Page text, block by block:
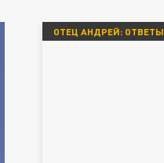
ОТЕЦ АНДРЕЙ: ОТВЕТЫ